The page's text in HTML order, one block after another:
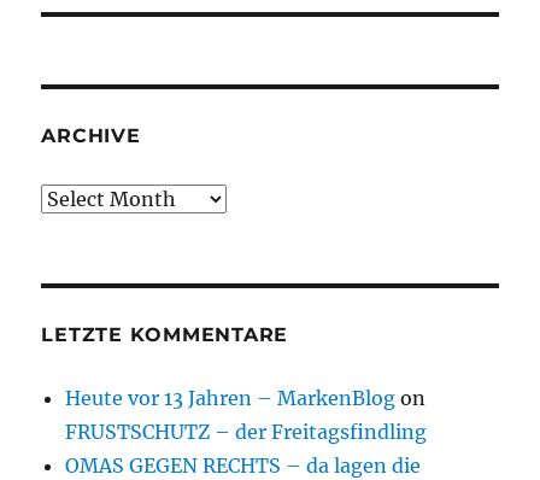
ARCHIVE
Archive
LETZTE KOMMENTARE
Heute vor 13 Jahren – MarkenBlog on
FRUSTSCHUTZ – der Freitagsfindling
OMAS GEGEN RECHTS – da lagen die